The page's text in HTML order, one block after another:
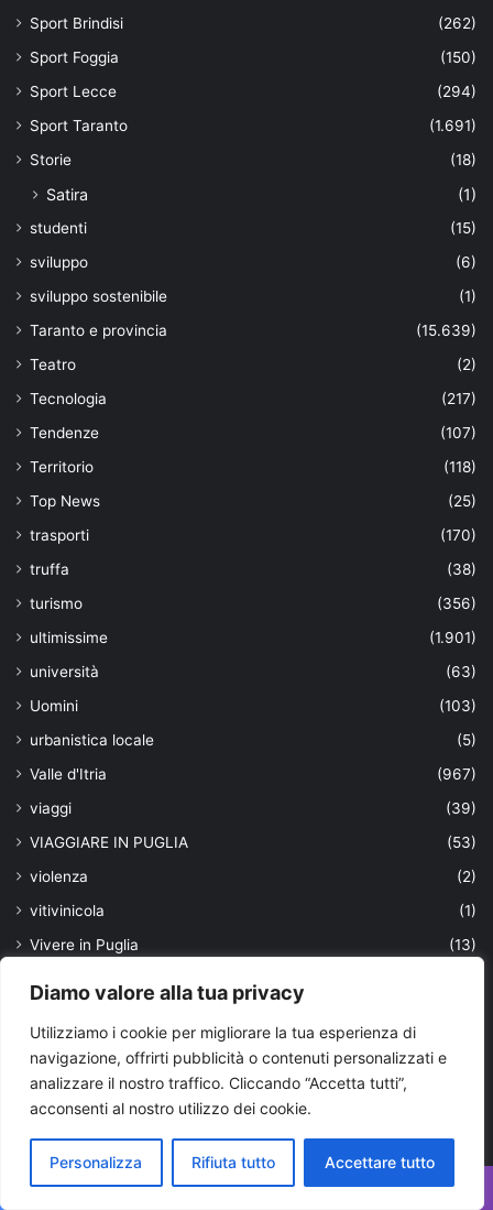
Diamo valore alla tua privacy
Utilizziamo i cookie per migliorare la tua esperienza di
navigazione, offrirti pubblicità o contenuti personalizzati e
analizzare il nostro traffico. Cliccando “Accetta tutti”,
acconsenti al nostro utilizzo dei cookie.
Personalizza Rifiuta tutto Accettare tutto
Sport Brindisi
(262)
Sport Foggia
(150)
Sport Lecce
(294)
Sport Taranto
(1.691)
Storie
(18)
Satira (1)
studenti
(15)
sviluppo
(6)
sviluppo sostenibile
(1)
Taranto e provincia
(15.639)
Teatro
(2)
Tecnologia
(217)
Tendenze
(107)
Territorio
(118)
Top News
(25)
trasporti
(170)
truffa
(38)
turismo
(356)
ultimissime
(1.901)
università
(63)
Uomini
(103)
urbanistica locale
(5)
Valle d'Itria
(967)
viaggi
(39)
VIAGGIARE IN PUGLIA
(53)
violenza
(2)
vitivinicola
(1)
Vivere in Puglia
(13)
Ultimi aggiornamenti